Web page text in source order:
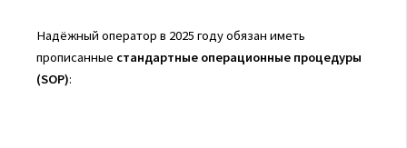
Надёжный оператор в 2025 году обязан иметь
прописанные стандартные операционные процедуры
(SOP):